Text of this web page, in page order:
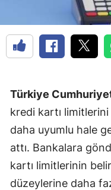
Türkiye
kredi kartı limitlerini
daha uyumlu hale
attı. Bankalara
kartı limitlerinin
düzeylerine daha